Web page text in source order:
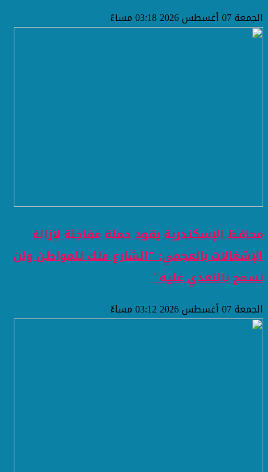
الجمعة 07 أغسطس 2026 03:18 مساءً
محافظ الإسكندرية يقود حملة مفاجئة لإزالة
الإشغالات بالعجمي: "الشارع ملك للمواطن ولن
نسمح بالتعدي عليه"
الجمعة 07 أغسطس 2026 03:12 مساءً